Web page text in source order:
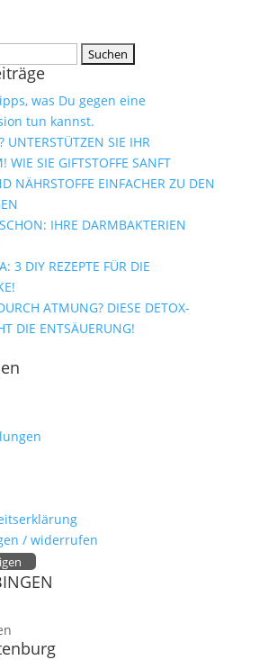
was Du gegen eine
tun kannst.
UNTERSTÜTZEN SIE IHR
WIE SIE GIFTSTOFFE SANFT
NÄHRSTOFFE EINFACHER ZU DEN
IHRE DARMBAKTERIEN
3 DIY REZEPTE FÜR DIE
ATMUNG? DIESE DETOX-
DIE ENTSÄUERUNG!
/ widerrufen